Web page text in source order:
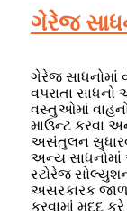
ગેરેજ
ગેરેજ સાધનોમાં
વપરાતા
વસ્તુઓમાં
માઉન્ટ કરવા
અસંતુલન
અન્ય સાધનોમાં
સ્ટોરેજ
અસરકારક
કરવામાં મદદ